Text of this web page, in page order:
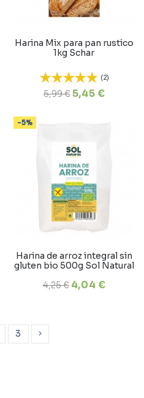
Harina Mix para pan rustico
1kg Schar
(2)
5,99 €5,45 €
-5%
Harina de arroz integral sin
gluten bio 500g Sol Natural
4,25 € 4,04 €
3